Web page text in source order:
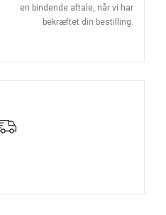
en bindende aftale, når vi har
bekræftet din bestilling.